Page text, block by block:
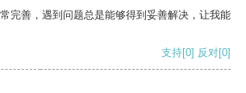
完善，遇到问题总是能够得到妥善解决，让我能
支持[0] 反对[0]